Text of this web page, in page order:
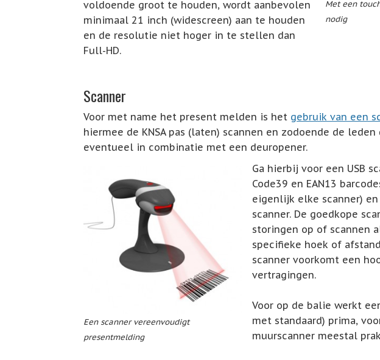
Met een
nodig
voldoende groot te houden, wordt aanbevolen
minimaal 21 inch (widescreen) aan te houden
en de resolutie niet hoger in te stellen dan
Full-HD.
Scanner
Voor met name het present melden is het gebruik van een
hiermee de KNSA pas (laten) scannen en zodoende de
eventueel in combinatie met een deuropener.
Een scanner vereenvoudigt
presentmelding
Ga hierbij voor een USB
Code39 en EAN13
eigenlijk elke scanner)
scanner. De goedkope
storingen op of scannen
specifieke hoek of
scanner voorkomt een
vertragingen.
Voor op de balie werkt
met standaard) prima,
muurscanner meestal